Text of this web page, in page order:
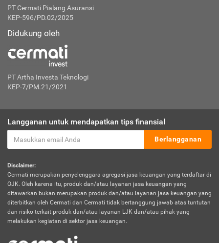
PT Cermati Pialang Asuransi
KEP-596/PD.02/2025
Didukung oleh
PT Artha Investa Teknologi
KEP-7/PM.21/2021
Langganan untuk mendapatkan tips finansial
Berlangganan
Disclaimer:
Cermati merupakan penyelenggara agregasi jasa keuangan yang terdaftar di
OJK. Oleh karena itu, produk dan/atau layanan jasa keuangan yang
ditawarkan bukan merupakan produk dan/atau layanan jasa keuangan yang
diterbitkan oleh Cermati dan Cermati tidak bertanggung jawab atas tuntutan
dan risiko terkait produk dan/atau layanan LJK dan/atau pihak yang
melakukan kegiatan di sektor jasa keuangan.